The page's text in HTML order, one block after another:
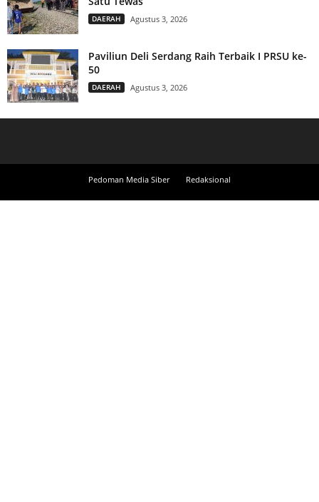
DAERAH Agustus 3, 2026
Paviliun Deli Serdang Raih Terbaik I PRSU ke-
50
DAERAH Agustus 3, 2026
Pedoman Media Siber Redaksional